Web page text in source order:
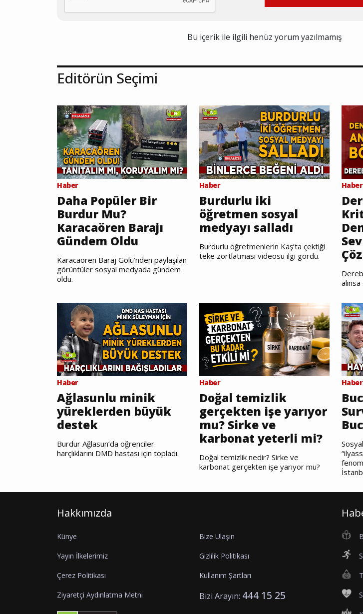
Bu içerik ile ilgili henüz yorum yazılmamış
Editörün Seçimi
Haber
Daha Popüler Bir
Burdur Mu?
Karacaören Barajı
Gündem Oldu
Karacaören Baraj Gölü’nden paylaşılan
görüntüler sosyal medyada gündem
oldu.
Haber
Burdurlu iki
öğretmen sosyal
medyayı salladı
Burdurlu öğretmenlerin Kaş’ta çektiği
teke zortlatması videosu ilgi gördü.
Haber
Haber
Ağlasunlu minik
yüreklerden büyük
destek
Burdur Ağlasun’da öğrenciler
harçlıklarını DMD hastası için topladı.
Haber
Doğal temizlik
gerçekten işe yarıyor
mu? Sirke ve
karbonat yeterli mi?
Doğal temizlik nedir? Sirke ve
karbonat gerçekten işe yarıyor mu?
Haber
Hakkımızda
Künye Bize Ulaşın
Yayın İlkelerimiz Gizlilik Politikası
Çerez Politikası Kullanım Şartları
Ziyaretçi Aydınlatma Metni Bizi Arayın: 444 15 25